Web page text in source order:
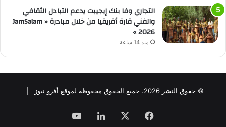
التجاري وفا بنك إيجيبت يدعم التبادل الثقافي
والفني قارة أفريقيا من خلال مبادرة « JamSalam
2026 »
منذ 14 ساعة
© حقوق النشر 2026، جميع الحقوق محفوظة لموقع أفرو نيوز |
فيسبوك لينكدإن